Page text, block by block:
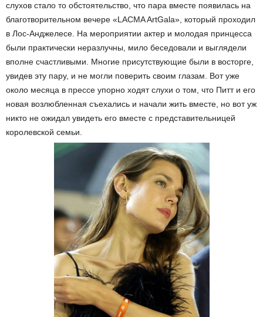
слухов стало то обстоятельство, что пара вместе появилась на
благотворительном вечере «LACMA ArtGala», который проходил
в Лос-Анджелесе. На мероприятии актер и молодая принцесса
были практически неразлучны, мило беседовали и выглядели
вполне счастливыми. Многие присутствующие были в восторге,
увидев эту пару, и не могли поверить своим глазам. Вот уже
около месяца в прессе упорно ходят слухи о том, что Питт и его
новая возлюбленная съехались и начали жить вместе, но вот уж
никто не ожидал увидеть его вместе с представительницей
королевской семьи.